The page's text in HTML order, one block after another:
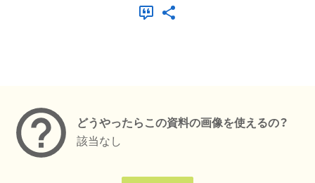
どうやったらこの資料の画像を使えるの？
該当なし